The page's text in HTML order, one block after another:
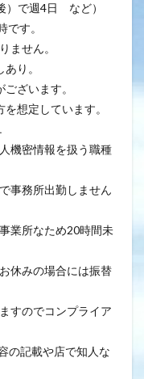
）で週4日 など）
す。
ません。
り。
ざいます。
想定しています。
機密情報を扱う職種
事務所出勤しません
業所なため20時間未
休みの場合には振替
すのでコンプライア
の記載や店で知人な